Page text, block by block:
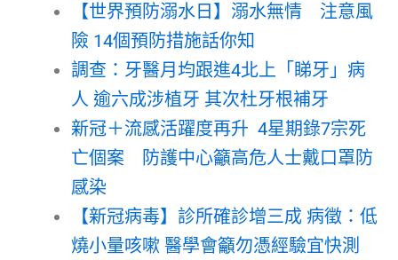
【世界預防溺水日】溺水無情 注意風
險 14個預防措施話你知
調查：牙醫月均跟進4北上「睇牙」病
人 逾六成涉植牙 其次杜牙根補牙
新冠＋流感活躍度再升 4星期錄7宗死
亡個案 防護中心籲高危人士戴口罩防
感染
【新冠病毒】診所確診增三成 病徵：低
燒小量咳嗽 醫學會籲勿憑經驗宜快測